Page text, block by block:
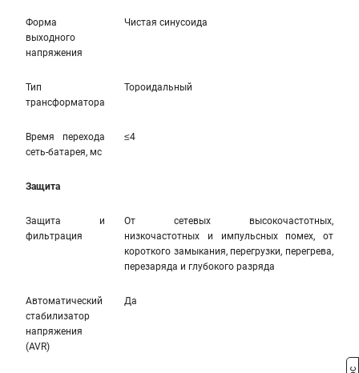
Форма
выходного
напряжения
Чистая синусоида
Тип
трансформатора
Тороидальный
Время перехода
сеть-батарея, мс
≤4
Защита
Защита и
фильтрация
От сетевых высокочастотных,
низкочастотных и импульсных помех, от
короткого замыкания, перегрузки, перегрева,
перезаряда и глубокого разряда
Автоматический
стабилизатор
напряжения
(AVR)
Да